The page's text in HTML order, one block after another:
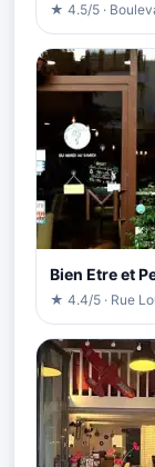
★ 4.5/5 ·
Bien Etre et
★ 4.4/5 · Rue